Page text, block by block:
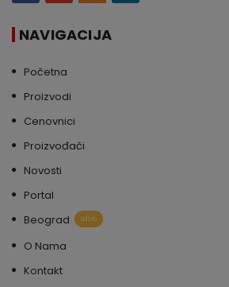
NAVIGACIJA
Početna
Proizvodi
Cenovnici
Proizvođači
Novosti
Portal
Beograd
uživo
O Nama
Kontakt